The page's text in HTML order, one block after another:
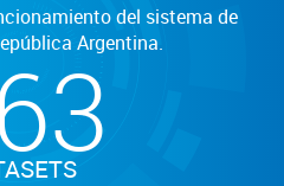
del sistema de
Argentina.